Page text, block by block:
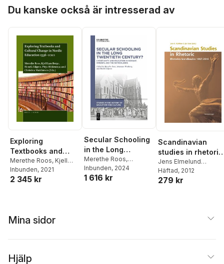
Du kanske också är intresserad av
Exploring
Textbooks and
Cultural Change in
Nordic Education
1536–2020
Merethe Roos, Kjell
Lars Berge,Henrik
Edgren, Pirjo
Inbunden, 2021
2 345 kr
Secular Schooling
in the Long
Twentieth Century?
Merethe Roos,
Johannes Westberg
Henrik Edgren
Inbunden, 2024
1 616 kr
Scandinavian
studies in rhetoric
Rhetorica
Scandinavica
1997-2010
Jens Elmelund
Kjeldsen,Jan Grue
Christian Kock
Jørgensen,Anders
Häftad, 2012
279 kr
Mina sidor
Hjälp